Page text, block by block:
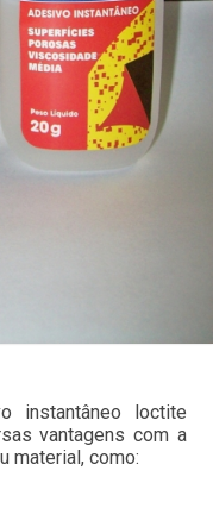
instantâneo loctite
vantagens com a
material, como: